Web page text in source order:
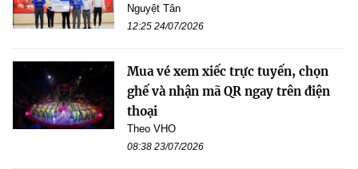
Nguyệt Tân
12:25 24/07/2026
Mua vé xem xiếc trực tuyến, chọn
ghế và nhận mã QR ngay trên điện
thoại
Theo VHO
08:38 23/07/2026